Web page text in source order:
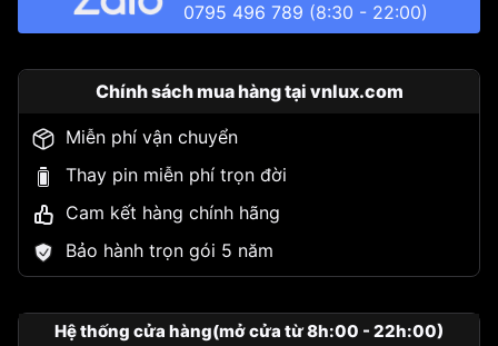
0795 496 789 (8:30 - 22:00)
Chính sách mua hàng tại vnlux.com
Miễn phí vận chuyển
Thay pin miễn phí trọn đời
Cam kết hàng chính hãng
Bảo hành trọn gói 5 năm
Hệ thống cửa hàng(mở cửa từ 8h:00 - 22h:00)